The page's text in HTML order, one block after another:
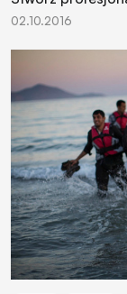
02.10.2016